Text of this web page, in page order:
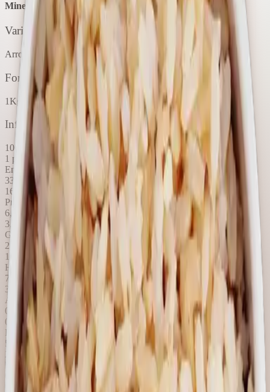
Minerales
Variedad
Arroz Integral Grano Largo Ancho, Grado 1.
Formato
1Kg – 20 porcinoes aprox.
Información nutricional
100g
1 porción
Energía
338kcal
169 kcal
Proteínas
6,9g
3,4g
Grasa Total
2,3g
1,2g
Hidratos de Carbono disp.
72g
36g
Azúcares totales
0,6g
0,3g
Fibra dietética total
5,1g
2,5g
Fibra soluble